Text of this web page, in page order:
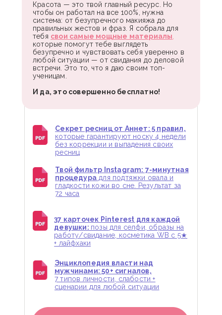
Красота — это твой главный ресурс. Но
чтобы он работал на все 100%, нужна
система: от безупречного макияжа до
правильных жестов и фраз. Я собрала для
тебя свои самые мощные материалы
которые помогут тебе выглядеть
безупречно и чувствовать себя уверенно в
любой ситуации — от свидания до деловой
встречи. Это то, что я даю своим топ-
ученицам.
И да, это совершенно бесплатно!
Секрет ресниц от Аннет: 5 правил,
которые гарантируют носку 4 недели
без коррекции и выпадения своих
ресниц
Твой фильтр Instagram: 7-минутная
процедурадля подтяжки овала и
гладкости кожи во сне. Результат за
72 часа
37 карточек Pinterest для каждой
девушки: позы для селфи, образы на
работу/свидание, косметика WB с 5★
+ лайфхаки
Энциклопедия власти над
мужчинами: 50+ сигналов,
7 типов личности, слабости +
сценарии для любой ситуации